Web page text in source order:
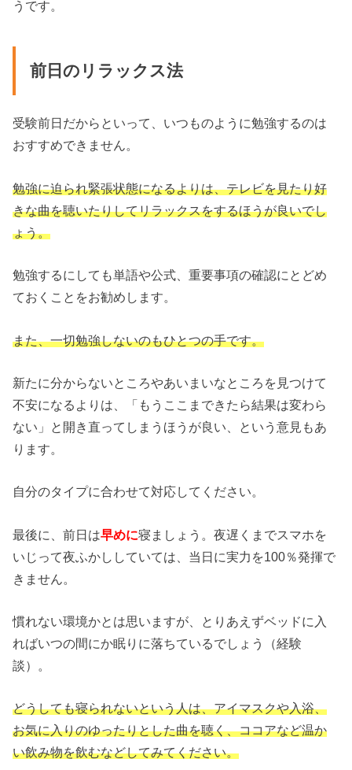
うです。
前日のリラックス法
受験前日だからといって、いつものように勉強するのは
おすすめできません。
勉強に迫られ緊張状態になるよりは、テレビを見たり好
きな曲を聴いたりしてリラックスをするほうが良いでし
ょう。
勉強するにしても単語や公式、重要事項の確認にとどめ
ておくことをお勧めします。
また、一切勉強しないのもひとつの手です。
新たに分からないところやあいまいなところを見つけて
不安になるよりは、「もうここまできたら結果は変わら
ない」と開き直ってしまうほうが良い、という意見もあ
ります。
自分のタイプに合わせて対応してください。
最後に、前日は早めに寝ましょう。夜遅くまでスマホを
いじって夜ふかししていては、当日に実力を100％発揮で
きません。
慣れない環境かとは思いますが、とりあえずベッドに入
ればいつの間にか眠りに落ちているでしょう（経験
談）。
どうしても寝られないという人は、アイマスクや入浴、
お気に入りのゆったりとした曲を聴く、ココアなど温か
い飲み物を飲むなどしてみてください。